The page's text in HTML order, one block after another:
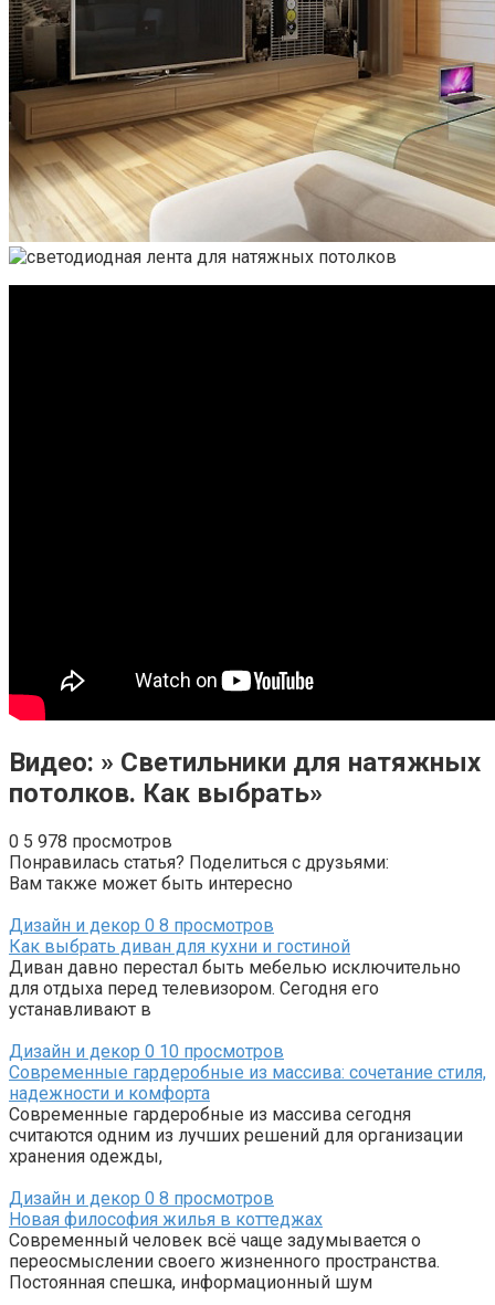
Видео: » Светильники для натяжных
потолков. Как выбрать»
0 5 978 просмотров
Понравилась статья? Поделиться с друзьями:
Вам также может быть интересно
Дизайн и декор 0 8 просмотров
Как выбрать диван для кухни и гостиной
Диван давно перестал быть мебелью исключительно
для отдыха перед телевизором. Сегодня его
устанавливают в
Дизайн и декор 0 10 просмотров
Современные гардеробные из массива: сочетание стиля,
надежности и комфорта
Современные гардеробные из массива сегодня
считаются одним из лучших решений для организации
хранения одежды,
Дизайн и декор 0 8 просмотров
Новая философия жилья в коттеджах
Современный человек всё чаще задумывается о
переосмыслении своего жизненного пространства.
Постоянная спешка, информационный шум